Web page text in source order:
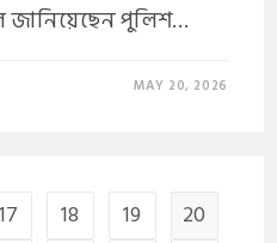
জানিয়েছেন পুলিশ…
MAY 20, 2026
17 18 19
20